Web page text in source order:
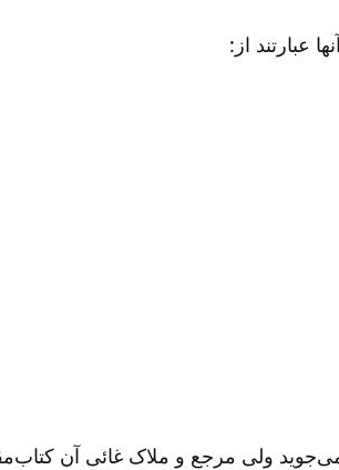
عبارتند از:
می‌جوید ولی مرجع و ملاک غائی آن